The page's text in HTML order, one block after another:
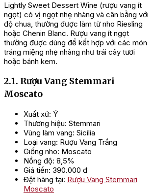
Lightly Sweet Dessert Wine (rượu vang ít
ngọt) có vị ngọt nhẹ nhàng và cân bằng với
độ chua, thường được làm từ nho Riesling
hoặc Chenin Blanc. Rượu vang ít ngọt
thường được dùng để kết hợp với các món
tráng miệng nhẹ nhàng như trái cây tươi
hoặc bánh kem.
2.1. Rượu Vang Stemmari
Moscato
Xuất xứ: Ý
Thương hiệu: Stemmari
Vùng làm vang: Sicilia
Loại vang: Rượu Vang Trắng
Giống nho: Moscato
Nồng độ: 8,5%
Giá tiền: 390.000 đ
Đặt hàng tại: Rượu Vang Stemmari
Moscato